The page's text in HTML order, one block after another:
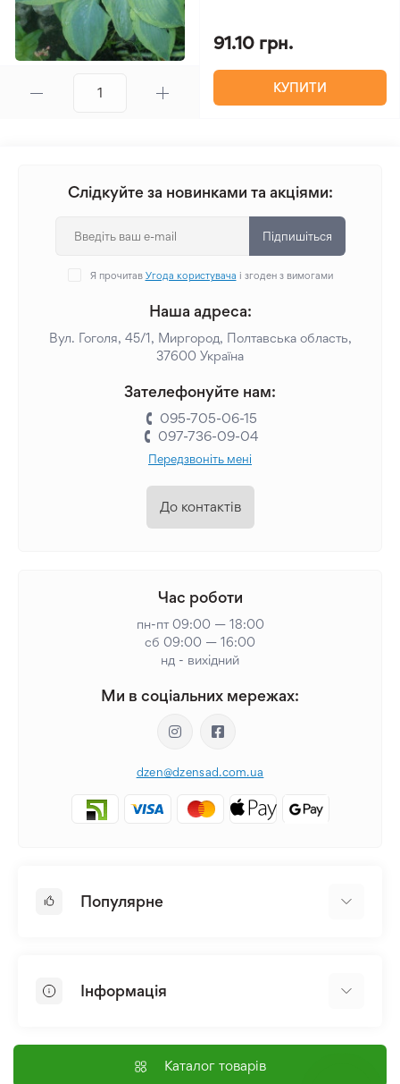
91.10 грн.
КУПИТИ
Слідкуйте за новинками та акціями:
Підпишіться
Я прочитав Угода користувача і згоден з вимогами
Наша адреса:
Вул. Гоголя, 45/1, Миргород, Полтавська область,
37600 Україна
Зателефонуйте нам:
095-705-06-15
097-736-09-04
Передзвоніть мені
До контактів
Час роботи
пн-пт 09:00 — 18:00
сб 09:00 — 16:00
нд - вихідний
Ми в соціальних мережах:
dzen@dzensad.com.ua
Популярне
Лілія
Насіння
Інформація
Доставка і оплата
Каталог товарів